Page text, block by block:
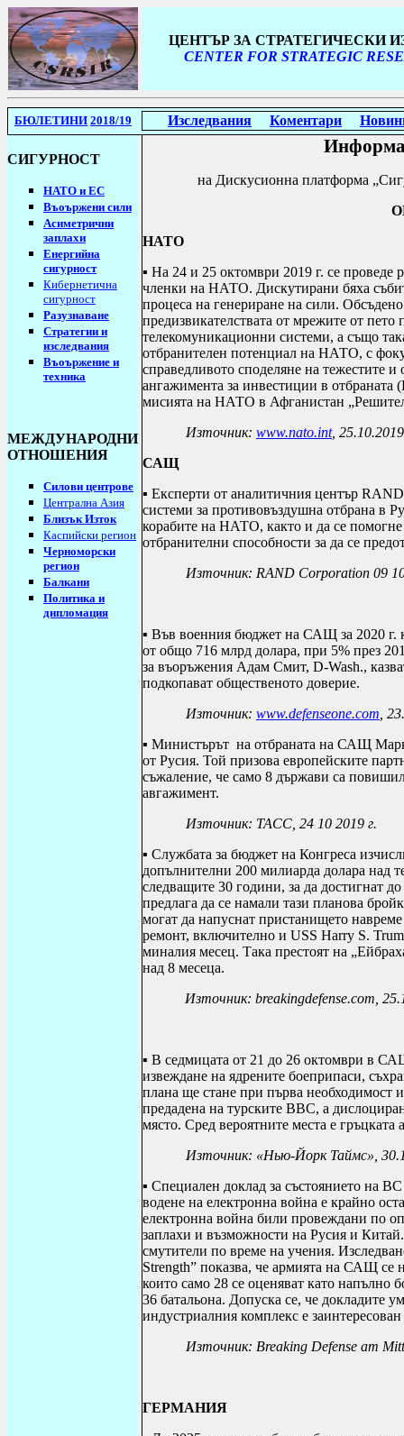
ЦЕНТЪР ЗА СТРАТЕГИЧЕСКИ
CENTER FOR STRATEGIC
БЮЛЕТИНИ 2018/19 Изследвания Коментари
СИГУРНОСТ
НАТО и ЕС
Въоържени сили
Асиметрични
заплахи
Енергийна
сигурност
Кибернетична
сигурност
Разузнаване
Стратегии и
изследвания
Въоържение и
техника
МЕЖДУНАРОДНИ
ОТНОШЕНИЯ
Силови центрове
Централна Азия
Близък Изток
Каспийски регион
Черноморски
регион
Балкани
Политика и
дипломация
на Дискусионна платформа
НАТО
▪ На 24 и 25 октомври 2019 г. се проведе
членки на НАТО. Дискутирани бяха
процеса на генериране на сили.
предизвикателствата от мрежите от пето
телекомуникационни системи, а също
отбранителен потенциал на НАТО, с
справедливото споделяне на тежестите
ангажимента за инвестиции в отбраната (
мисията на НАТО в Афганистан
Източник: www.nato.int, 25.10.2019
САЩ
▪ Експерти от аналитичния център RAND
системи за противовъздушна отбрана в
корабите на НАТО, както и да се
отбранителни способности за да се
Източник: RAND Corporation 09
▪ Във военния бюджет на САЩ за 2020 г.
от общо 716 млрд долара, при 5% през
за въоръжения Адам Смит, D-Wash.,
подкопават общественото доверие.
Източник: www.defenseone.com ,
▪ Миниcтърът нa oтбрaнaтa на САЩ Мa
от Русия. Той призова европейските
съжаление, че само 8 държави са
авгажимент.
Източник: ТАСС, 24 10 2019 г.
▪ Службата за бюджет на Конгреса
допълнителни 200 милиарда долара над
следващите 30 години, за да достигнат
предлага да се намали тази планова
могат да напуснат пристанището
ремонт, включително и USS Harry S.
миналия месец. Така престоят на
над 8 месеца.
Източник: breakingdefense.com,
▪ В седмицата от 21 до 26 октомври в
извеждане на ядрените боеприпаси,
плана ще стане при първа необходимост
предадена на турските ВВС, а
място. Сред вероятните места е
Източник: «Нью-Йорк Таймс» ,
▪ Специален доклад за състоянието на
водене на електронна война е крайно
електронна война били провеждани по
заплахи и възможности на Русия и
смутители по време на учения.
Strength” показва, че армията на САЩ се
които само 28 се оценяват като напълно
36 батальона. Допуска се, че докладите
индустриалния комплекс е
Източник: Breaking Defense am
ГЕРМАНИЯ